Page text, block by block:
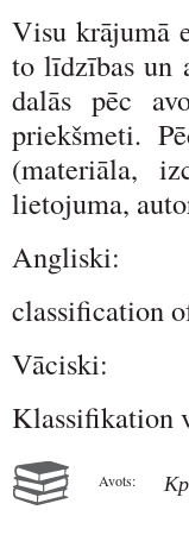
Visu krājumā
to līdzības un
dalās pēc
priekšmeti.
(materiāla,
lietojuma,
Angliski:
classification
Vāciski:
Klassifikation
Avots: